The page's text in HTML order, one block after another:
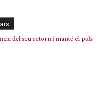
del seu retorn i manté el pols